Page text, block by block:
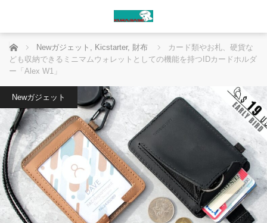
ホーム Newガジェット , Kicstarter, 財布
カード類やお札、硬貨な
ども収納できるミニマムウォレットとしての機能を持つIDカードホルダ
ー「Alex W1」
Newガジェット